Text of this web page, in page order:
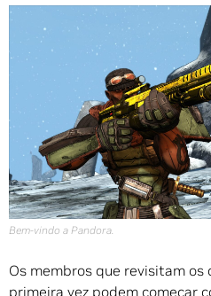
Bem-vindo a Pandora.
Os membros que revisitam os
primeira vez podem começar